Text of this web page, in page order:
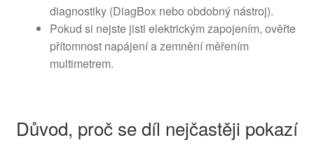
diagnostiky (DiagBox nebo obdobný nástroj).
Pokud si nejste jisti elektrickým zapojením, ověřte
přítomnost napájení a zemnění měřením
multimetrem.
Důvod, proč se díl nejčastěji pokazí